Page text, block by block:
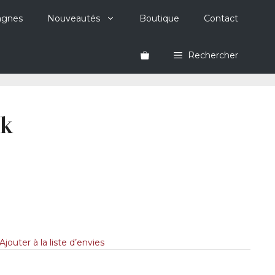
Nouveautés Boutique Contact
Rechercher
Ajouter à la liste d’envies